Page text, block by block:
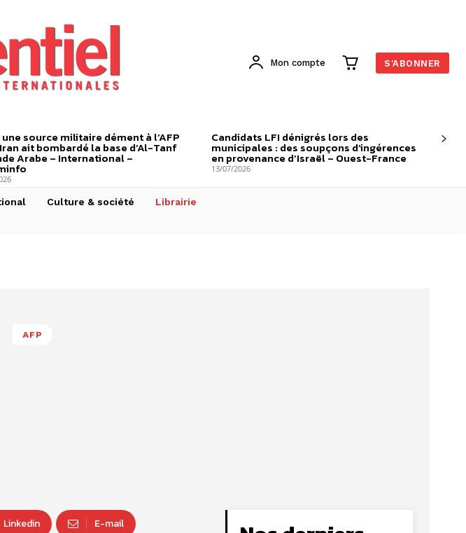
Mon compte S'ABONNER
une source militaire dément à l’AFP
ait bombardé la base d’Al-Tanf
Arabe – International –
Candidats LFI dénigrés lors des
municipales : des soupçons d’ingérences
en provenance d’Israël – Ouest-France
13/07/2026
Culture & société Librairie
AFP
Linkedin E-mail